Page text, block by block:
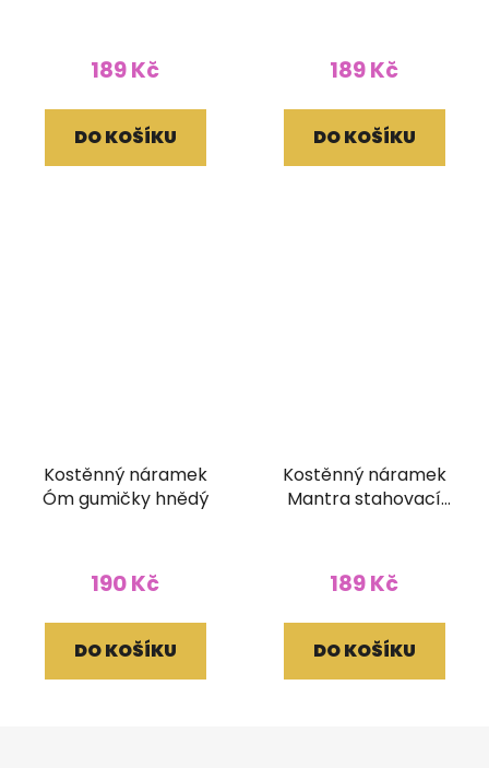
189 Kč
DO KOŠÍKU
189 Kč
DO KOŠÍKU
Kostěnný náramek
Óm gumičky hnědý
190 Kč
DO KOŠÍKU
Kostěnný náramek
Mantra stahovací
189 Kč
DO KOŠÍKU